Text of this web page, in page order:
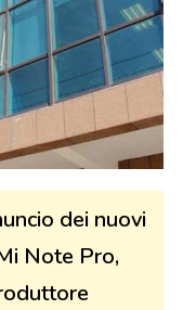
dei nuovi
Note Pro,